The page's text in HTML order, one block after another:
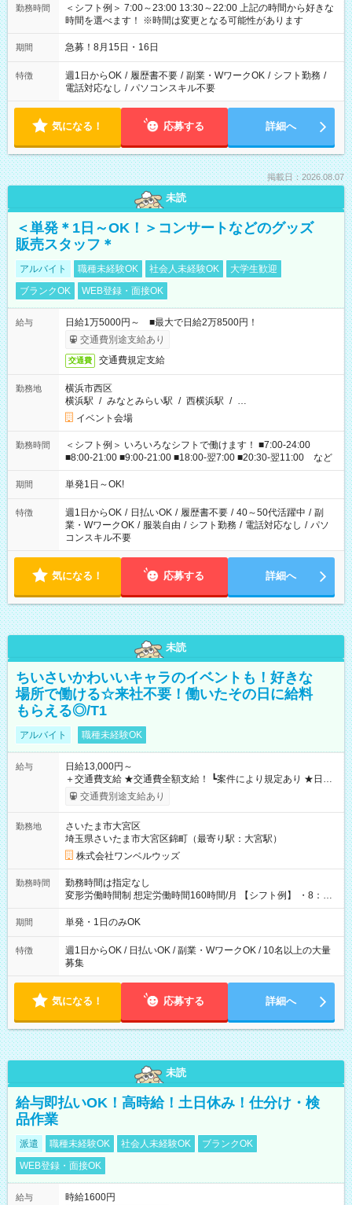
勤務時間
＜シフト例＞ 7:00～23:00 13:30～22:00 上記の時間から好きな
時間を選べます！ ※時間は変更となる可能性があります
期間 急募！8月15日・16日
特徴 週1日からOK / 履歴書不要 / 副業・WワークOK / シフト勤務 /
電話対応なし / パソコンスキル不要
気になる！ 応募する 詳細へ
掲載日：2026.08.07
未読
＜単発＊1日～OK！＞コンサートなどのグッズ
販売スタッフ＊
アルバイト 職種未経験OK 社会人未経験OK
大学生歓迎
ブランクOK
WEB登録・面接OK
給与
日給1万5000円～ ■最大で日給2万8500円！
交通費別途支給あり
交通費 交通費規定支給
勤務地
横浜市西区
横浜駅 / みなとみらい駅 / 西横浜駅 / …
イベント会場
勤務時間
＜シフト例＞ いろいろなシフトで働けます！ ■7:00-24:00
■8:00-21:00 ■9:00-21:00 ■18:00-翌7:00 ■20:30-翌11:00 など
期間 単発1日～OK!
特徴 週1日からOK / 日払いOK / 履歴書不要 / 40～50代活躍中 / 副
業・WワークOK / 服装自由 / シフト勤務 / 電話対応なし / パソ
コンスキル不要
気になる！ 応募する 詳細へ
未読
ちいさいかわいいキャラのイベントも！好きな
場所で働ける☆来社不要！働いたその日に給料
もらえる◎/T1
アルバイト 職種未経験OK
給与
日給13,000円～
＋交通費支給 ★交通費全額支給！ ┗案件により規定あり ★日払
いOK！（規定あり） ┗働いたその日に現金GET♪ お仕事後はコ
ンビニATMから 日払い分を引き落とせます！ 【試用期間】試
交通費別途支給あり
勤務地
さいたま市大宮区
埼玉県さいたま市大宮区錦町（最寄り駅：大宮駅）
株式会社ワンベルウッズ
勤務時間
勤務時間は指定なし
変形労働時間制 想定労働時間160時間/月 【シフト例】 ・8：00
～21：00
期間 単発・1日のみOK
特徴
週1日からOK / 日払いOK / 副業・WワークOK / 10名以上の大量
募集
気になる！ 応募する 詳細へ
未読
給与即払いOK！高時給！土日休み！仕分け・検
品作業
派遣 職種未経験OK 社会人未経験OK
ブランクOK
WEB登録・面接OK
給与
時給1600円